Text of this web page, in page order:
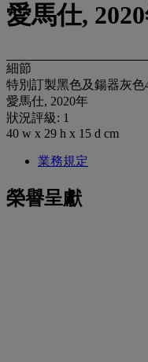
愛馬仕,
細節
特別訂製黑色及鍚器灰
愛馬仕, 2020年
狀況評級: 1
40 w x 29 h x 15 d cm
業務規定
榮譽呈獻